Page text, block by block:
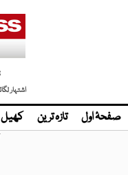
اشتہار
صفحۂ اول تازہ ترین کھیل